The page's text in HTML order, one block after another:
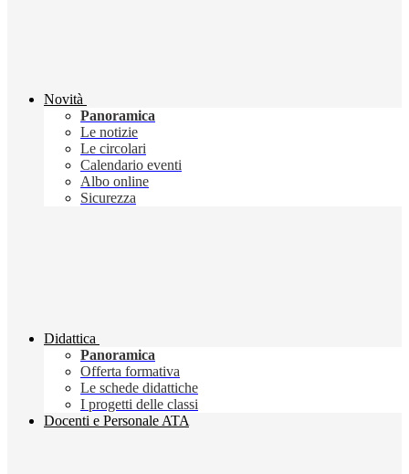
Novità
Panoramica
Le notizie
Le circolari
Calendario eventi
Albo online
Sicurezza
Didattica
Panoramica
Offerta formativa
Le schede didattiche
I progetti delle classi
Docenti e Personale ATA